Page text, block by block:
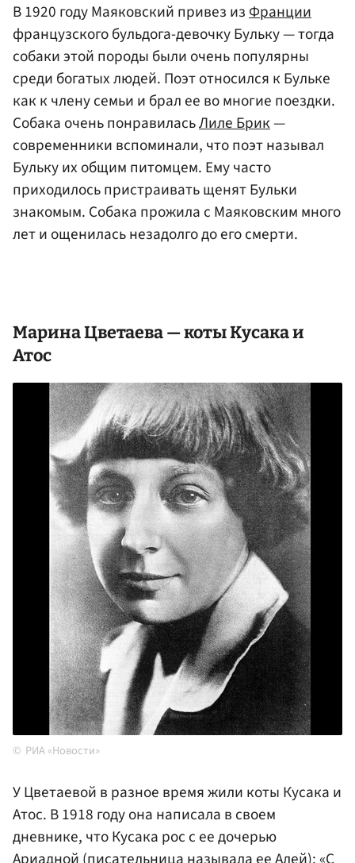
В 1920 году Маяковский привез изФранции
французского бульдога-девочку Бульку — тогда
собаки этой породы были очень популярны
среди богатых людей. Поэт относился к Бульке
как к члену семьи и брал ее во многие поездки.
Собака очень понравиласьЛиле Брик—
современники вспоминали, что поэт называл
Бульку их общим питомцем. Ему часто
приходилось пристраивать щенят Бульки
знакомым. Собака прожила с Маяковским много
лет и ощенилась незадолго до его смерти.
Марина Цветаева— коты Кусака и
Атос
РИА «Новости»
У Цветаевой в разное время жили коты Кусака и
Атос. В 1918 году она написала в своем
дневнике, что Кусака рос с ее дочерью